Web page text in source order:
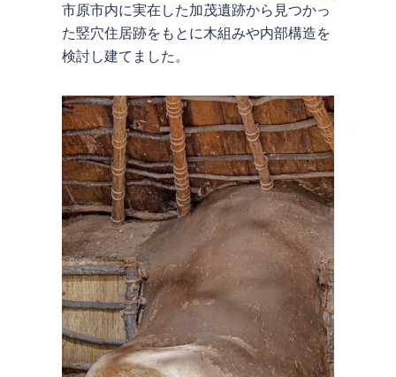
市原市内に実在した加茂遺跡から見つかっ
た竪穴住居跡をもとに木組みや内部構造を
検討し建てました。